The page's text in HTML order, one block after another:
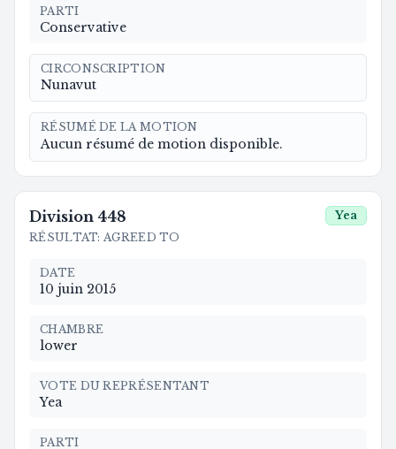
PARTI
Conservative
CIRCONSCRIPTION
Nunavut
RÉSUMÉ DE LA MOTION
Aucun résumé de motion disponible.
Division 448
RÉSULTAT: AGREED TO
Yea
DATE
10 juin 2015
CHAMBRE
lower
VOTE DU REPRÉSENTANT
Yea
PARTI